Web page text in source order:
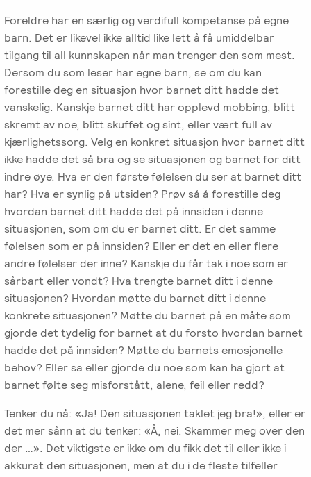
Foreldre har en særlig og verdifull kompetanse på egne
barn. Det er likevel ikke alltid like lett å få umiddelbar
tilgang til all kunnskapen når man trenger den som mest.
Dersom du som leser har egne barn, se om du kan
forestille deg en situasjon hvor barnet ditt hadde det
vanskelig. Kanskje barnet ditt har opplevd mobbing, blitt
skremt av noe, blitt skuffet og sint, eller vært full av
kjærlighetssorg. Velg en konkret situasjon hvor barnet ditt
ikke hadde det så bra og se situasjonen og barnet for ditt
indre øye. Hva er den første følelsen du ser at barnet ditt
har? Hva er synlig på utsiden? Prøv så å forestille deg
hvordan barnet ditt hadde det på innsiden i denne
situasjonen, som om du er barnet ditt. Er det samme
følelsen som er på innsiden? Eller er det en eller flere
andre følelser der inne? Kanskje du får tak i noe som er
sårbart eller vondt? Hva trengte barnet ditt i denne
situasjonen? Hvordan møtte du barnet ditt i denne
konkrete situasjonen? Møtte du barnet på en måte som
gjorde det tydelig for barnet at du forsto hvordan barnet
hadde det på innsiden? Møtte du barnets emosjonelle
behov? Eller sa eller gjorde du noe som kan ha gjort at
barnet følte seg misforstått, alene, feil eller redd?
Tenker du nå: «Ja! Den situasjonen taklet jeg bra!», eller er
det mer sånn at du tenker: «Å, nei. Skammer meg over den
der …». Det viktigste er ikke om du fikk det til eller ikke i
akkurat den situasjonen, men at du i de fleste tilfeller